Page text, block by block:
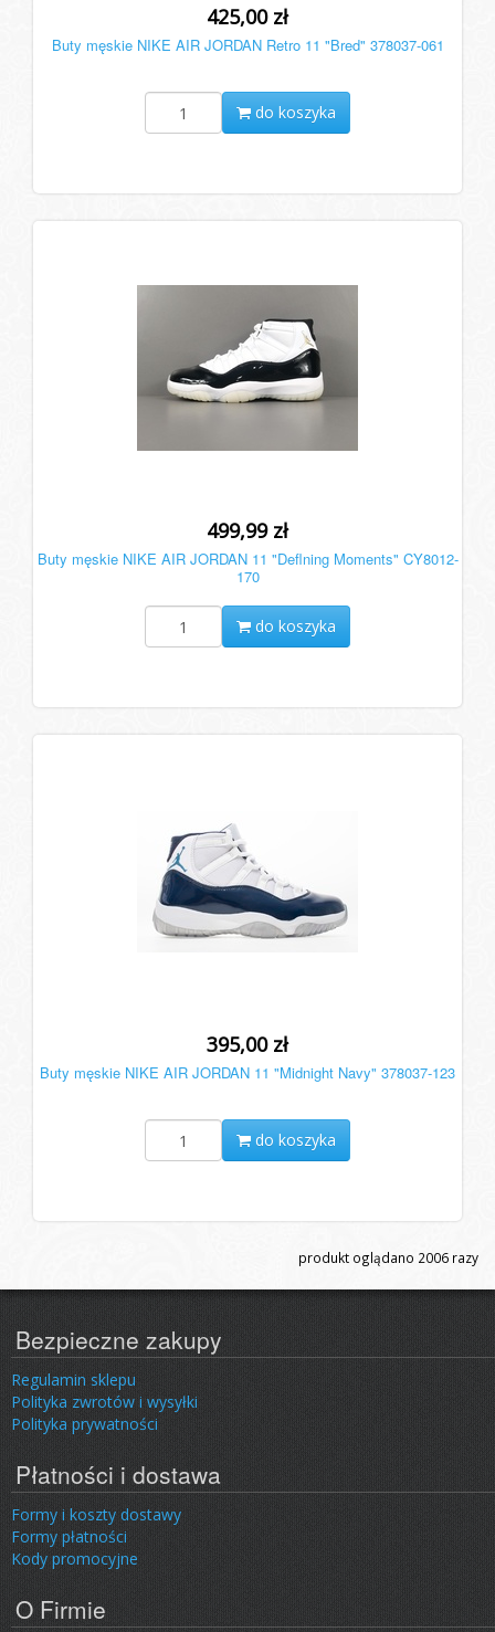
425,00 zł
Buty męskie NIKE AIR JORDAN Retro 11 "Bred" 378037-061
do koszyka
499,99 zł
Buty męskie NIKE AIR JORDAN 11 "Deflning Moments" CY8012-
170
do koszyka
395,00 zł
Buty męskie NIKE AIR JORDAN 11 "Midnight Navy" 378037-123
do koszyka
produkt oglądano 2006 razy
Bezpieczne zakupy
Regulamin sklepu
Polityka zwrotów i wysyłki
Polityka prywatności
Płatności i dostawa
Formy i koszty dostawy
Formy płatności
Kody promocyjne
O Firmie